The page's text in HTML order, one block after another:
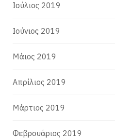
Ιούλιος 2019
Ιούνιος 2019
Μάιος 2019
Απρίλιος 2019
Μάρτιος 2019
Φεβρουάριος 2019